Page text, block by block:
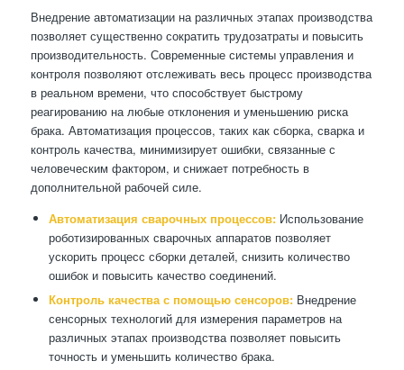
Внедрение автоматизации на различных этапах производства
позволяет существенно сократить трудозатраты и повысить
производительность. Современные системы управления и
контроля позволяют отслеживать весь процесс производства
в реальном времени, что способствует быстрому
реагированию на любые отклонения и уменьшению риска
брака. Автоматизация процессов, таких как сборка, сварка и
контроль качества, минимизирует ошибки, связанные с
человеческим фактором, и снижает потребность в
дополнительной рабочей силе.
Автоматизация сварочных процессов:Использование
роботизированных сварочных аппаратов позволяет
ускорить процесс сборки деталей, снизить количество
ошибок и повысить качество соединений.
Контроль качества с помощью сенсоров:Внедрение
сенсорных технологий для измерения параметров на
различных этапах производства позволяет повысить
точность и уменьшить количество брака.